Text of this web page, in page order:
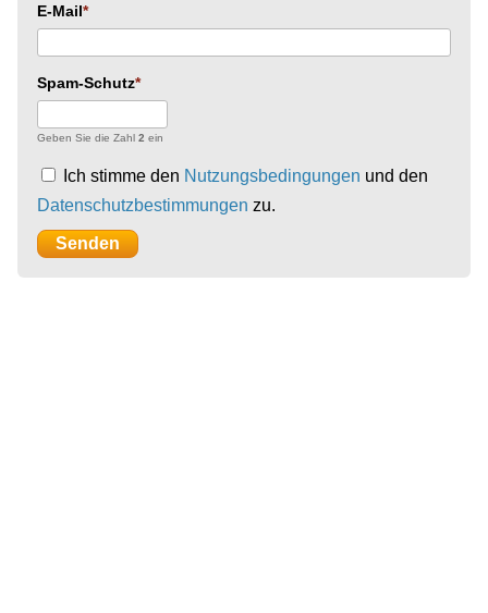
E-Mail
Spam-Schutz
Geben Sie die Zahl 2 ein
Ich stimme den Nutzungsbedingungen und den
Datenschutzbestimmungen zu.